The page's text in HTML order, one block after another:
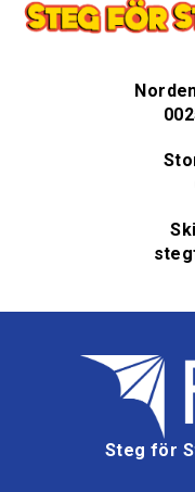
Steg för